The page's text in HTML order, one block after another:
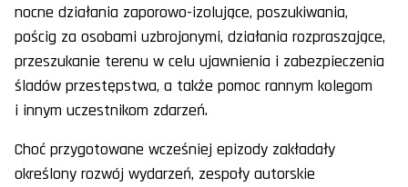
nocne działania zaporowo-izolujące, poszukiwania,
pościg za osobami uzbrojonymi, działania rozpraszające,
przeszukanie terenu w celu ujawnienia i zabezpieczenia
śladów przestępstwa, a także pomoc rannym kolegom
i innym uczestnikom zdarzeń.
Choć przygotowane wcześniej epizody zakładały
określony rozwój wydarzeń, zespoły autorskie